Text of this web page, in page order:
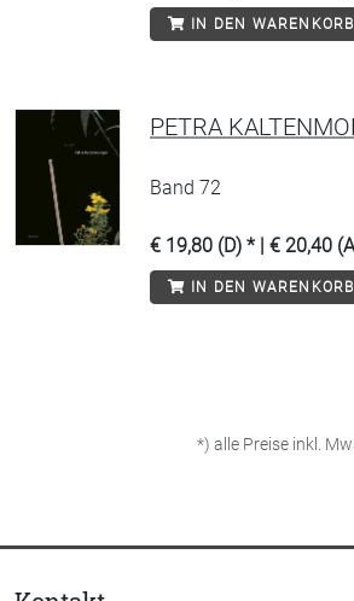
IN DEN WARENKORB
PETRA
Band 72
€ 19,80 (D) * | € 20,40
IN DEN WARENKORB
*) alle Preise inkl.